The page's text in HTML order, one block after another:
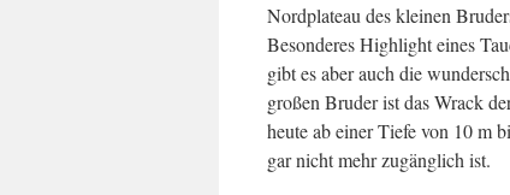
Nordplateau des kleinen
Besonderes Highlight eines
gibt es aber auch die
großen Bruder ist das Wrack
heute ab einer Tiefe von 10 m
gar nicht mehr zugänglich ist.